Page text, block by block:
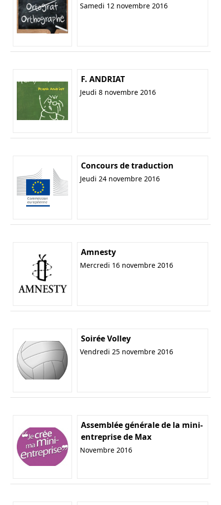
Samedi 12 novembre 2016
F. ANDRIAT
Jeudi 8 novembre 2016
Concours de traduction
Jeudi 24 novembre 2016
Amnesty
Mercredi 16 novembre 2016
Soirée Volley
Vendredi 25 novembre 2016
Assemblée générale de la mini-
entreprise de Max
Novembre 2016